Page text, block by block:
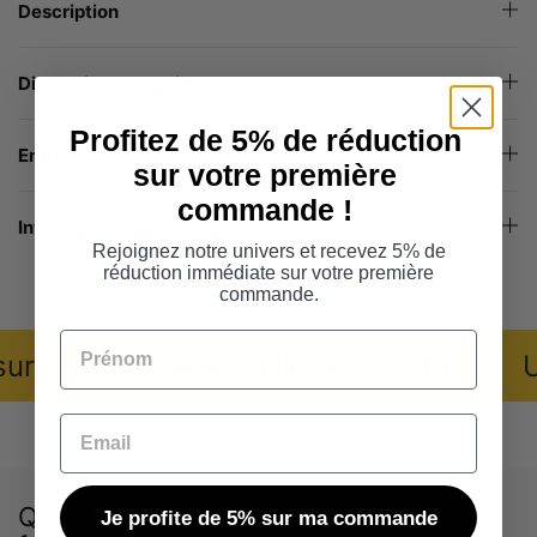
Description
Dimensions produit
Entretien
Informations sur la livraison
de 90 avis clients
Questions
Besoin d’aide ? On répond à
Profitez de 5% de réduction
sur votre première
commande !
Rejoignez notre univers et recevez 5% de
réduction immédiate sur votre première
commande.
Prénom
Email
Je profite de 5% sur ma commande